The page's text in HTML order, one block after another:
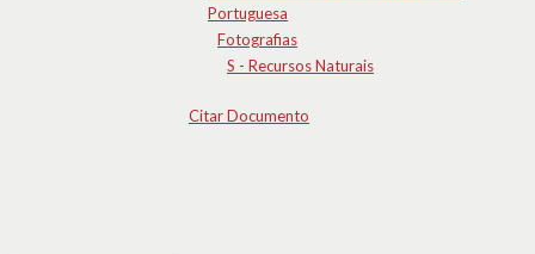
Portuguesa
Fotografias
S - Recursos Naturais
Citar Documento